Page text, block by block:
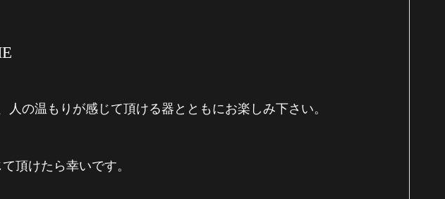
の温もりが感じて頂ける器とともにお楽しみ下さい。
頂けたら幸いです。